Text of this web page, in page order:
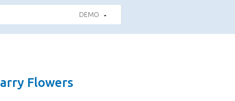
DEMO
Flowers